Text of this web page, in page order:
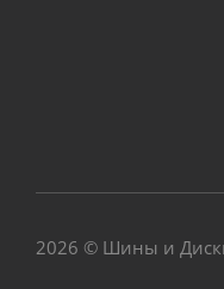
2026 © Шины и